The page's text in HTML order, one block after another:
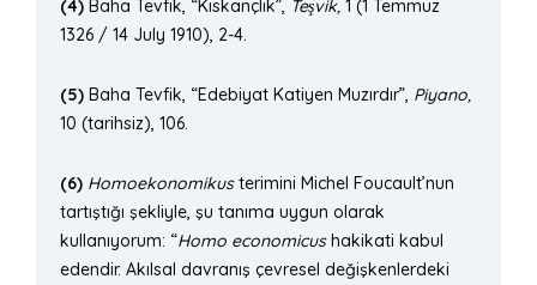
(4) Baha Tevfik, “Kıskançlık”, Teşvik, 1 (1 Temmuz
1326 / 14 July 1910), 2-4.
(5) Baha Tevfik, “Edebiyat Katiyen Muzırdır”, Piyano,
10 (tarihsiz), 106.
(6) Homoekonomikusterimini Michel Foucault’nun
tartıştığı şekliyle, şu tanıma uygun olarak
kullanıyorum: “Homo economicushakikati kabul
edendir. Akılsal davranış çevresel değişkenlerdeki